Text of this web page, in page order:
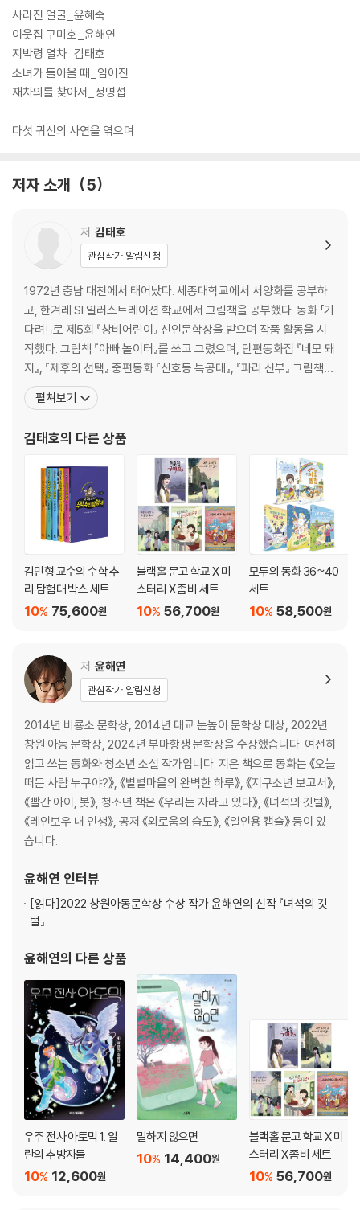
사라진 얼굴_윤혜숙
이웃집 구미호_윤해연
지박령 열차_김태호
소녀가 돌아올 때_임어진
재차의를 찾아서_정명섭
다섯 귀신의 사연을 엮으며
저자 소개 5
저 김태호
관심작가 알림신청
1972년 충남 대천에서 태어났다. 세종대학교에서 서양화를 공부하
고, 한겨레 SI 일러스트레이션 학교에서 그림책을 공부했다. 동화 「기
다려!」로 제5회 『창비어린이』 신인문학상을 받으며 작품 활동을 시
작했다. 그림책 『아빠 놀이터』를 쓰고 그렸으며, 단편동화집 『네모 돼
지』, 『제후의 선택』 중편동화 『신호등 특공대』, 『파리 신부』 그림책
『아빠 놀이터』, 『삐딱이를찾아라』, 『엉덩이 학교』, 청소년 소설 『별을
지키는 아이들』, 『일 퍼센트』 등을 썼다. 단편동화집 『제후의 선택』으
으로 2017년 열린아동문학
펼쳐보기
김태호의 다른 상품
김민형 교수의 수학 추
리 탐험대 박스 세트
75,600원
10%
블랙홀 문고 학교 X 미
스터리 X 좀비 세트
56,700원
10%
모두의 동화 36~40
세트
58,500원
10%
저 윤해연
관심작가 알림신청
2014년 비룡소 문학상, 2014년 대교 눈높이 문학상 대상, 2022년
창원 아동 문학상, 2024년 부마항쟁 문학상을 수상했습니다. 여전히
읽고 쓰는 동화와 청소년 소설 작가입니다. 지은 책으로 동화는 《오늘
떠든 사람 누구야?》, 《별별마을의 완벽한 하루》, 《지구소년 보고서》,
《빨간 아이, 봇》, 청소년 책은 《우리는 자라고 있다》, 《녀석의 깃털》,
《레인보우 내 인생》, 공저 《외로움의 습도》, 《일인용 캡슐》 등이 있
습니다.
윤해연 인터뷰
[읽다]2022 창원아동문학상 수상 작가 윤해연의 신작 『녀석의 깃
털』
윤해연의 다른 상품
우주 전사 아토믹 1. 알
란의 추방자들
12,600원
10%
말하지 않으면
14,400원
10%
블랙홀 문고 학교 X 미
스터리 X 좀비 세트
56,700원
10%